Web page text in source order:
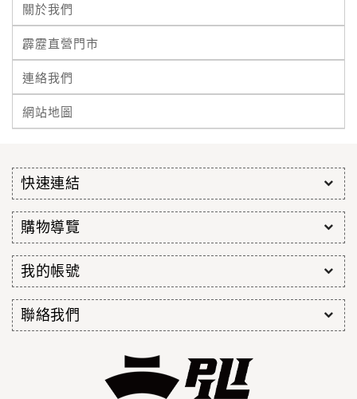
關於我們
霹靂直營門市
連絡我們
網站地圖
快速連結
購物導覽
我的帳號
聯絡我們